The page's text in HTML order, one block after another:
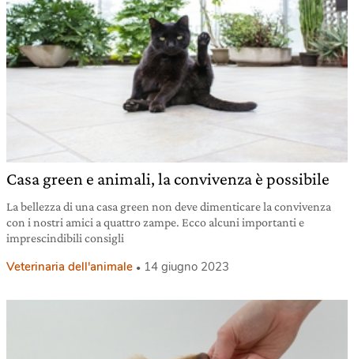
Casa green e animali, la convivenza è possibile
La bellezza di una casa green non deve dimenticare la convivenza
con i nostri amici a quattro zampe. Ecco alcuni importanti e
imprescindibili consigli
Veterinaria dell'animale 14 giugno 2023